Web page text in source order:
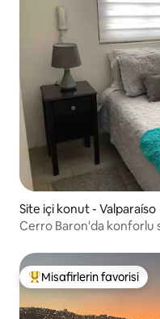
Site içi konut - Valparaíso
Cerro Baron'da konforlu
Misafirlerin
Misafirlerin favorisi